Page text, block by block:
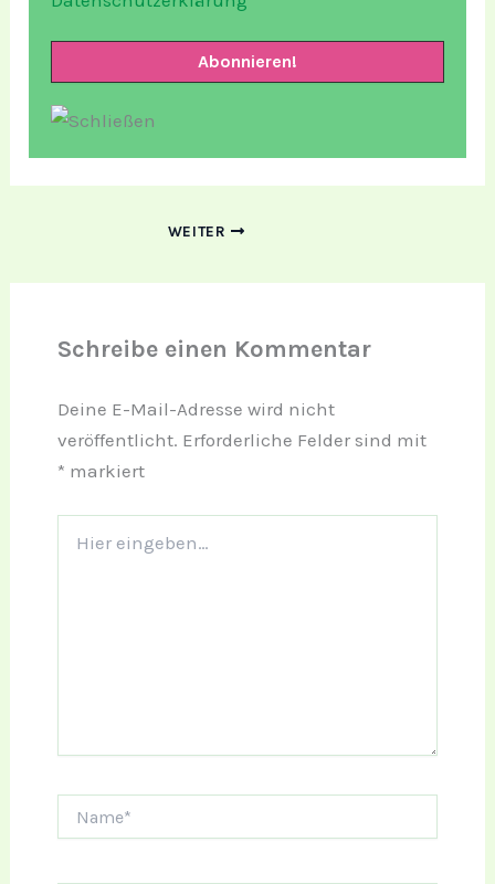
WEITER
Schreibe einen Kommentar
Deine E-Mail-Adresse wird nicht
veröffentlicht. Erforderliche Felder sind mit
* markiert
eingeben…